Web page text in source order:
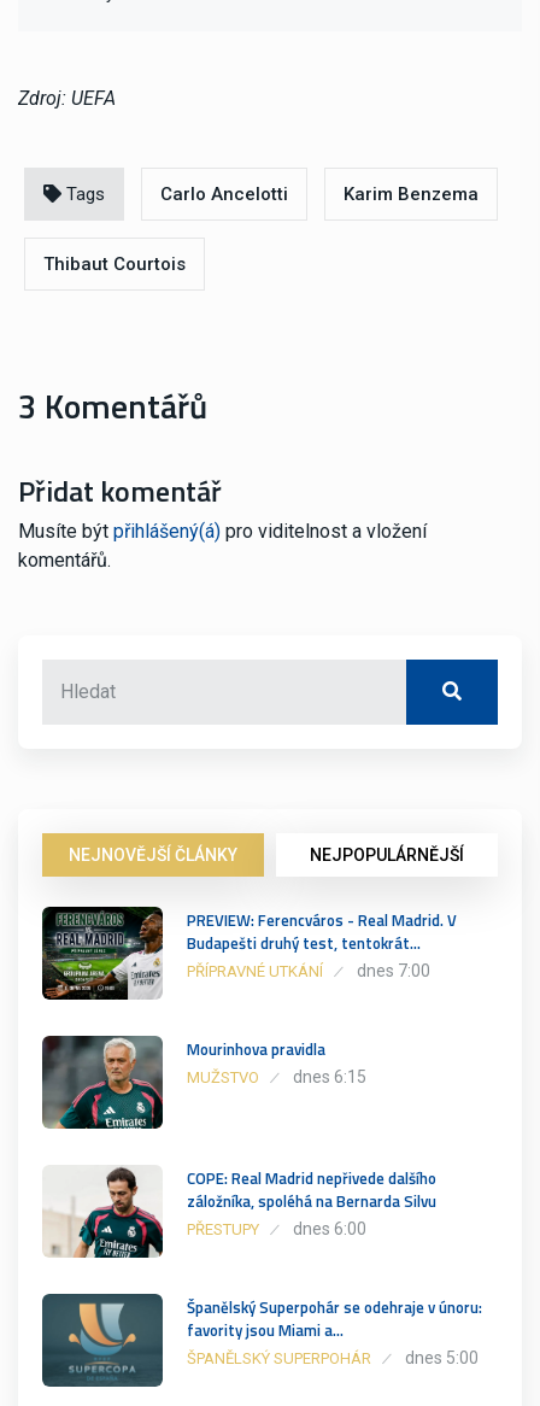
Zdroj: UEFA
Tags Carlo Ancelotti Karim Benzema
Thibaut Courtois
3 Komentářů
Přidat komentář
Musíte být přihlášený(á) pro viditelnost a vložení
komentářů.
NEJNOVĚJŠÍ ČLÁNKY NEJPOPULÁRNĚJŠÍ
PREVIEW: Ferencváros - Real Madrid. V
Budapešti druhý test, tentokrát…
PŘÍPRAVNÉ UTKÁNÍ dnes 7:00
Mourinhova pravidla
MUŽSTVO dnes 6:15
COPE: Real Madrid nepřivede dalšího
záložníka, spoléhá na Bernarda Silvu
PŘESTUPY dnes 6:00
Španělský Superpohár se odehraje v únoru:
favority jsou Miami a…
ŠPANĚLSKÝ SUPERPOHÁR dnes 5:00